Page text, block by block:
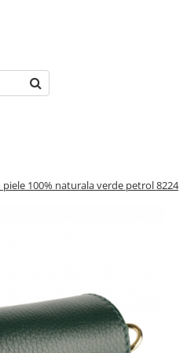
piele 100% naturala verde petrol 8224